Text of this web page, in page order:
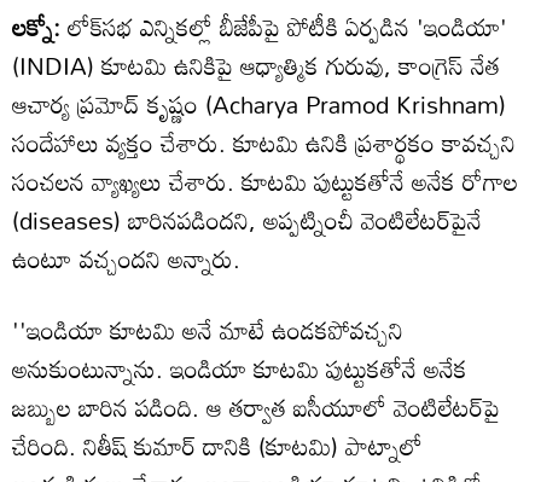
లక్నో:లోక్‌సభ ఎన్నికల్లో బీజేపీపై పోటీకి ఏర్పడిన 'ఇండియా'
(INDIA) కూటమి ఉనికిపై ఆధ్యాత్మిక గురువు, కాంగ్రెస్ నేత
ఆచార్య ప్రమోద్ కృష్ణం (Acharya Pramod Krishnam)
సందేహాలు వ్యక్తం చేశారు. కూటమి ఉనికి ప్రశార్థకం కావచ్చని
సంచలన వ్యాఖ్యలు చేశారు. కూటమి పుట్టుకతోనే అనేక రోగాల
(diseases) బారినపడిందని, అప్పట్నించీ వెంటిలేటర్‌పైనే
ఉంటూ వచ్చందని అన్నారు.
''ఇండియా కూటమి అనే మాటే ఉండకపోవచ్చని
అనుకుంటున్నాను. ఇండియా కూటమి పుట్టుకతోనే అనేక
జబ్బుల బారిన పడింది. ఆ తర్వాత ఐసీయూలో వెంటిలేటర్‌పై
చేరింది. నితీష్ కుమార్ దానికి (కూటమి) పాట్నాలో